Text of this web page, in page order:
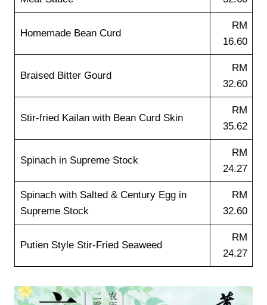
Homemade Bean Curd
RM
16.60
Braised Bitter Gourd
RM
32.60
Stir-fried Kailan with Bean Curd Skin
RM
35.62
Spinach in Supreme Stock
RM
24.27
Spinach with Salted & Century Egg in
Supreme Stock
RM
32.60
Putien Style Stir-Fried Seaweed
RM
24.27